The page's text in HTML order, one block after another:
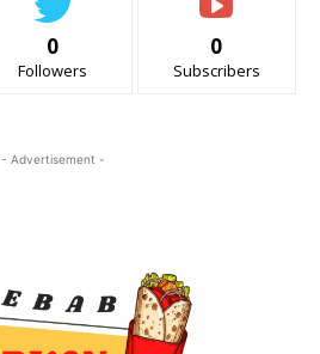
0
Followers
0
Subscribers
- Advertisement -